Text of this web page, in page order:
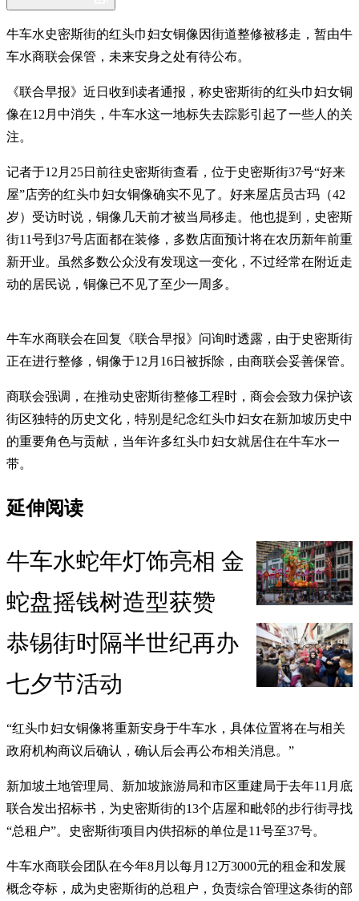
牛车水史密斯街的红头巾妇女铜像因街道整修被移走，暂由牛
车水商联会保管，未来安身之处有待公布。
《联合早报》近日收到读者通报，称史密斯街的红头巾妇女铜
像在12月中消失，牛车水这一地标失去踪影引起了一些人的关
注。
记者于12月25日前往史密斯街查看，位于史密斯街37号“好来
屋”店旁的红头巾妇女铜像确实不见了。好来屋店员古玛（42
岁）受访时说，铜像几天前才被当局移走。他也提到，史密斯
街11号到37号店面都在装修，多数店面预计将在农历新年前重
新开业。虽然多数公众没有发现这一变化，不过经常在附近走
动的居民说，铜像已不见了至少一周多。
牛车水商联会在回复《联合早报》问询时透露，由于史密斯街
正在进行整修，铜像于12月16日被拆除，由商联会妥善保管。
商联会强调，在推动史密斯街整修工程时，商会会致力保护该
街区独特的历史文化，特别是纪念红头巾妇女在新加坡历史中
的重要角色与贡献，当年许多红头巾妇女就居住在牛车水一
带。
延伸阅读
牛车水蛇年灯饰亮相 金
蛇盘摇钱树造型获赞
恭锡街时隔半世纪再办
七夕节活动
“红头巾妇女铜像将重新安身于牛车水，具体位置将在与相关
政府机构商议后确认，确认后会再公布相关消息。”
新加坡土地管理局、新加坡旅游局和市区重建局于去年11月底
联合发出招标书，为史密斯街的13个店屋和毗邻的步行街寻找
“总租户”。史密斯街项目内供招标的单位是11号至37号。
牛车水商联会团队在今年8月以每月12万3000元的租金和发展
概念夺标，成为史密斯街的总租户，负责综合管理这条街的部